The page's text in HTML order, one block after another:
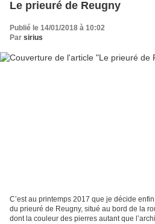
Le prieuré de Reugny
Publié le 14/01/2018 à 10:02
Par sirius
C’est au printemps 2017 que je décide
du prieuré de Reugny, situé au bord de la
dont la couleur des pierres autant que